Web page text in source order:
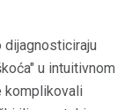
u intuitivnom
komplikovali